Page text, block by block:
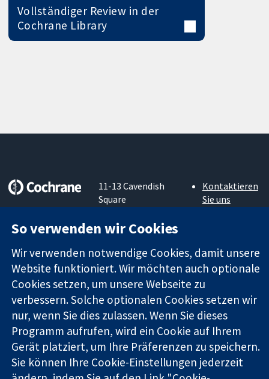
Vollständiger Review in der
Cochrane Library
Zuverlässige
Evidenz
Informierte
Entscheidungen
Bessere
Gesundheit
11-13 Cavendish
Square
W1G0AN
Königreich
Kontaktieren
Sie uns
Cochrane
Library
Die Cochrane Collaboration ist eine gemeinützige Organisation
(Nr. 1045921) und in England und in Wales als eine Gesellschaft
mit beschränkter Haftung (Nr. 03044323) registriert.
Umsatzsteuer-Identifikationsnummer GB 718 2127 49.
So verwenden wir Cookies
Wir verwenden notwendige Cookies, damit unsere
Website funktioniert. Wir möchten auch optionale
Cookies setzen, um unsere Webseite zu
verbessern. Solche optionalen Cookies setzen wir
nur, wenn Sie dies zulassen. Wenn Sie dieses
Programm aufrufen, wird ein Cookie auf Ihrem
Gerät platziert, um Ihre Präferenzen zu speichern.
Sie können Ihre Cookie-Einstellungen jederzeit